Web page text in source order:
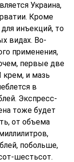
Украина,
Кроме
инъекций, то
видах. Во-
применения,
первые две
и мазь
в
Экспресс-
тоже будет
от объема
побольше,
шестьсот.